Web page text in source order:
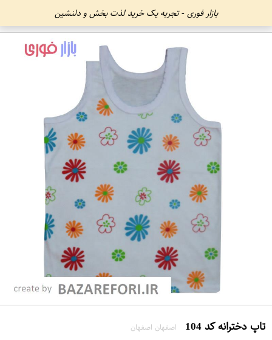
بازار فوری - تجربه یک خرید لذت بخش و دلنشین
تاپ دخترانه کد 104 اصفهان اصفهان